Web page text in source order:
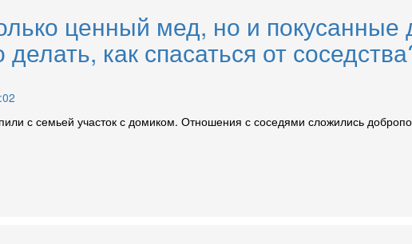
ценный мед, но и покусанные
как спасаться от
с семьей участок с домиком. Отношения с соседями сложились